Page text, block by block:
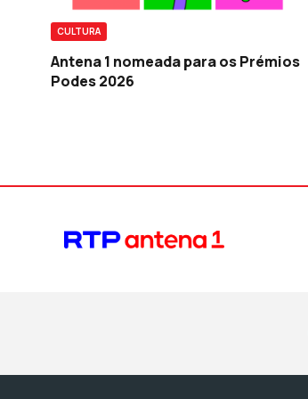
CULTURA
Antena 1 nomeada para os Prémios
Podes 2026